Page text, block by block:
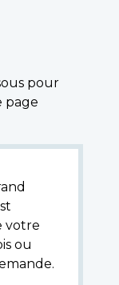
pour
page
votre
ou